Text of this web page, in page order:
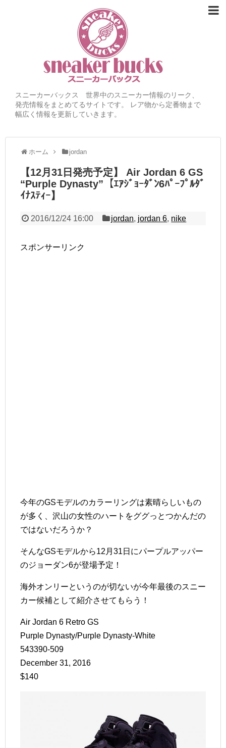
スニーカーバックス 世界中のスニーカー情報のリーク、
発売情報をまとめてるサイトです。 レア物から定番物まで
幅広く情報を更新していきます。
ホーム jordan
【12月31日発売予定】 Air Jordan 6 GS
“Purple Dynasty”【ｴｱｼﾞｮｰﾀﾞﾝ6ﾊﾟｰﾌﾟﾙﾀﾞ
ｲﾅｽﾃｨｰ】
2016/12/24 16:00 jordan, jordan 6, nike
スポンサーリンク
今年のGSモデルのカラーリングは素晴らしいもの
が多く、沢山の女性のハートをググっとつかんだの
ではないだろうか？
そんなGSモデルから12月31日にパープルアッパー
のジョーダン6が登場予定！
海外オンリーというのが切ないが今年最後のスニー
カー候補として紹介させてもらう！
Air Jordan 6 Retro GS
Purple Dynasty/Purple Dynasty-White
543390-509
December 31, 2016
$140